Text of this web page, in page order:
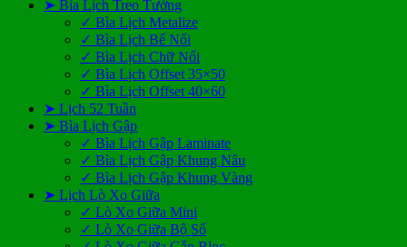
➤ Bìa Lịch Treo Tường
✓ Bìa Lịch Metalize
✓ Bìa Lịch Bế Nổi
✓ Bìa Lịch Chữ Nổi
✓ Bìa Lịch Offset 35×50
✓ Bìa Lịch Offset 40×60
➤ Lịch 52 Tuần
➤ Bìa Lịch Gập
✓ Bìa Lịch Gập Laminate
✓ Bìa Lịch Gập Khung Nâu
✓ Bìa Lịch Gập Khung Vàng
➤ Lịch Lò Xo Giữa
✓ Lò Xo Giữa Mini
✓ Lò Xo Giữa Bộ Số